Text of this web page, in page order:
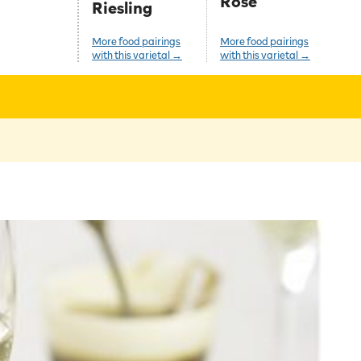
Riesling
More food pairings
with this varietal →
More food pairings
with this varietal →